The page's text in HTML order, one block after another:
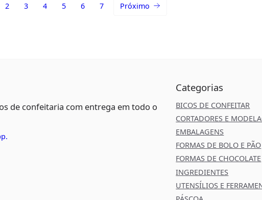
2 3 4 5 6 7 Próximo
de confeitaria com entrega em todo o
Categorias
BICOS DE CONFEITAR
CORTADORES E
EMBALAGENS
FORMAS DE BOLO E PÃO
FORMAS DE CHOCOLATE
INGREDIENTES
UTENSÍLIOS E